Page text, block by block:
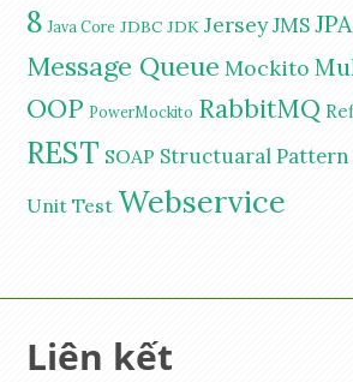
8 Java Core JDBC JDK JerseyJMSJPA
Message Queue Mockito
OOP PowerMockito RabbitMQ
REST SOAP Structuaral Pattern
Unit Test Webservice
Liên kết